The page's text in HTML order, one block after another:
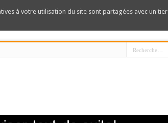
à votre utilisation du site sont partagées avec un tier